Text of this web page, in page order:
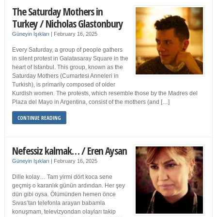
The Saturday Mothers in
Turkey / Nicholas Glastonbury
Güneyin Işıkları | February 16, 2025
Every Saturday, a group of people gathers
in silent protest in Galatasaray Square in the
heart of Istanbul. This group, known as the
Saturday Mothers (Cumartesi Anneleri in
Turkish), is primarily composed of older
Kurdish women. The protests, which resemble those by the Madres del
Plaza del Mayo in Argentina, consist of the mothers (and […]
CONTINUE READING
Nefessiz kalmak… / Eren Aysan
Güneyin Işıkları | February 16, 2025
Dille kolay… Tam yirmi dört koca sene
geçmiş o karanlık günün ardından. Her şey
dün gibi oysa. Ölümünden hemen önce
Sıvas’tan telefonla arayan babamla
konuşmam, televizyondan olayları takip